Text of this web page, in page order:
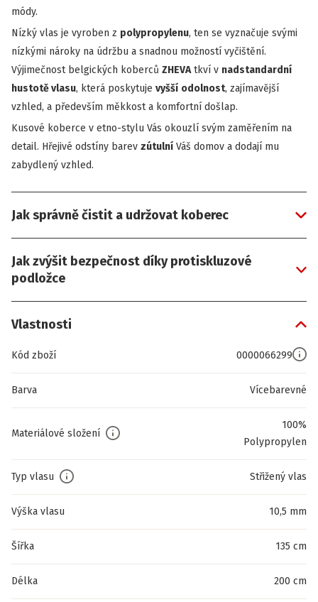
módy.
Nízký vlas je vyroben z polypropylenu, ten se vyznačuje svými
nízkými nároky na údržbu a snadnou možností vyčištění.
Výjimečnost belgických koberců ZHEVAtkví v nadstandardní
hustotě vlasu, která poskytuje vyšší odolnost, zajímavější
vzhled, a především měkkost a komfortní došlap.
Kusové koberce v etno-stylu Vás okouzlí svým zaměřením na
detail. Hřejivé odstíny barev zútulní Váš domov a dodají mu
zabydlený vzhled.
Jak správně čistit a udržovat koberec
Jak zvýšit bezpečnost díky protiskluzové
podložce
Vlastnosti
Kód zboží 0000066299
Barva Vícebarevné
Materiálové složení
100%
Polypropylen
Typ vlasu Střižený vlas
Výška vlasu 10,5 mm
Šířka 135 cm
Délka 200 cm